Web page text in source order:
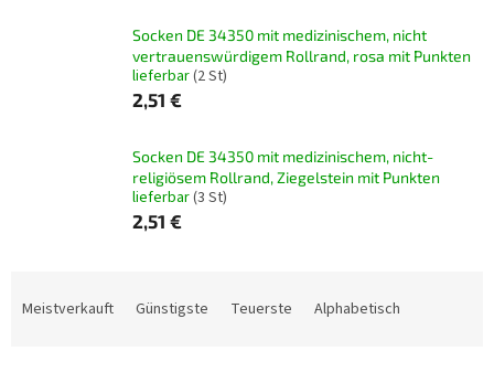
Socken DE 34350 mit medizinischem, nicht
vertrauenswürdigem Rollrand, rosa mit Punkten
lieferbar(2 St)
2,51 €
Socken DE 34350 mit medizinischem, nicht-
religiösem Rollrand, Ziegelstein mit Punkten
lieferbar(3 St)
2,51 €
Meistverkauft Günstigste Teuerste Alphabetisch